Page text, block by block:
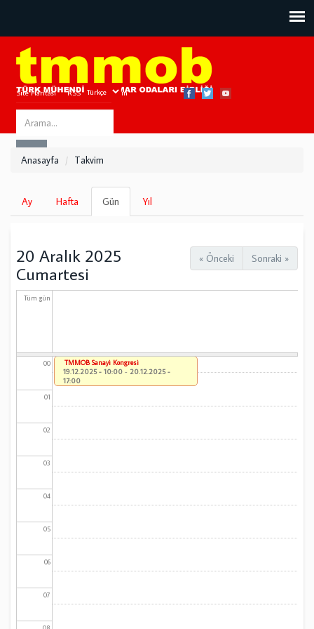
Site Haritası RSS Bize Ulaşın
Search
this
Anasayfa Takvim
Birincil
sekmeler
Ay Hafta Gün
sekme)
Yıl
« Önceki Sonraki »
20 Aralık 2025
Cumartesi
Tüm gün
00
01
02
03
04
05
06
07
TMMOB Sanayi Kongresi
19.12.2025 - 10:00 - 20.12.2025 -
17:00